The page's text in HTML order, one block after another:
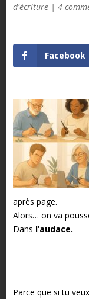
d'écriture| 4
Facebook
après page.
Alors… on va
Dans l’audace.
Parce que si tu